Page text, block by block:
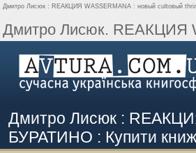
Дмитро Лисюк : RЕАКЦИЯ WАSSЕRМАNА : новый cultовый
Дмитро Лисюк. RЕАКЦИЯ
Дмитро Лисюк :
БУРАТИНО : Купити